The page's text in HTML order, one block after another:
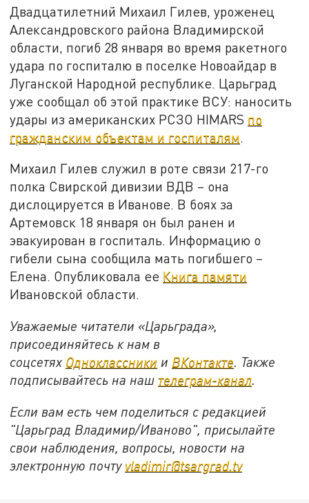
Двадцатилетний Михаил Гилев, уроженец
Александровского района Владимирской
области, погиб 28 января во время ракетного
удара по госпиталю в поселке Новоайдар в
Луганской Народной республике. Царьград
уже сообщал об этой практике ВСУ: наносить
удары из американских РСЗО HIMARS по
гражданским объектам и госпиталям.
Михаил Гилев служил в роте связи 217-го
полка Свирской дивизии ВДВ – она
дислоцируется в Иванове. В боях за
Артемовск 18 января он был ранен и
эвакуирован в госпиталь. Информацию о
гибели сына сообщила мать погибшего –
Елена. Опубликовала ее Книга памяти
Ивановской области.
Уважаемые читатели «Царьграда»,
присоединяйтесь к нам в
соцсетях Одноклассники и ВКонтакте. Также
подписывайтесь на наш телеграм-канал.
Если вам есть чем поделиться с редакцией
"Царьград Владимир/Иваново", присылайте
свои наблюдения, вопросы, новости на
электронную почту vladimir@tsargrad.tv